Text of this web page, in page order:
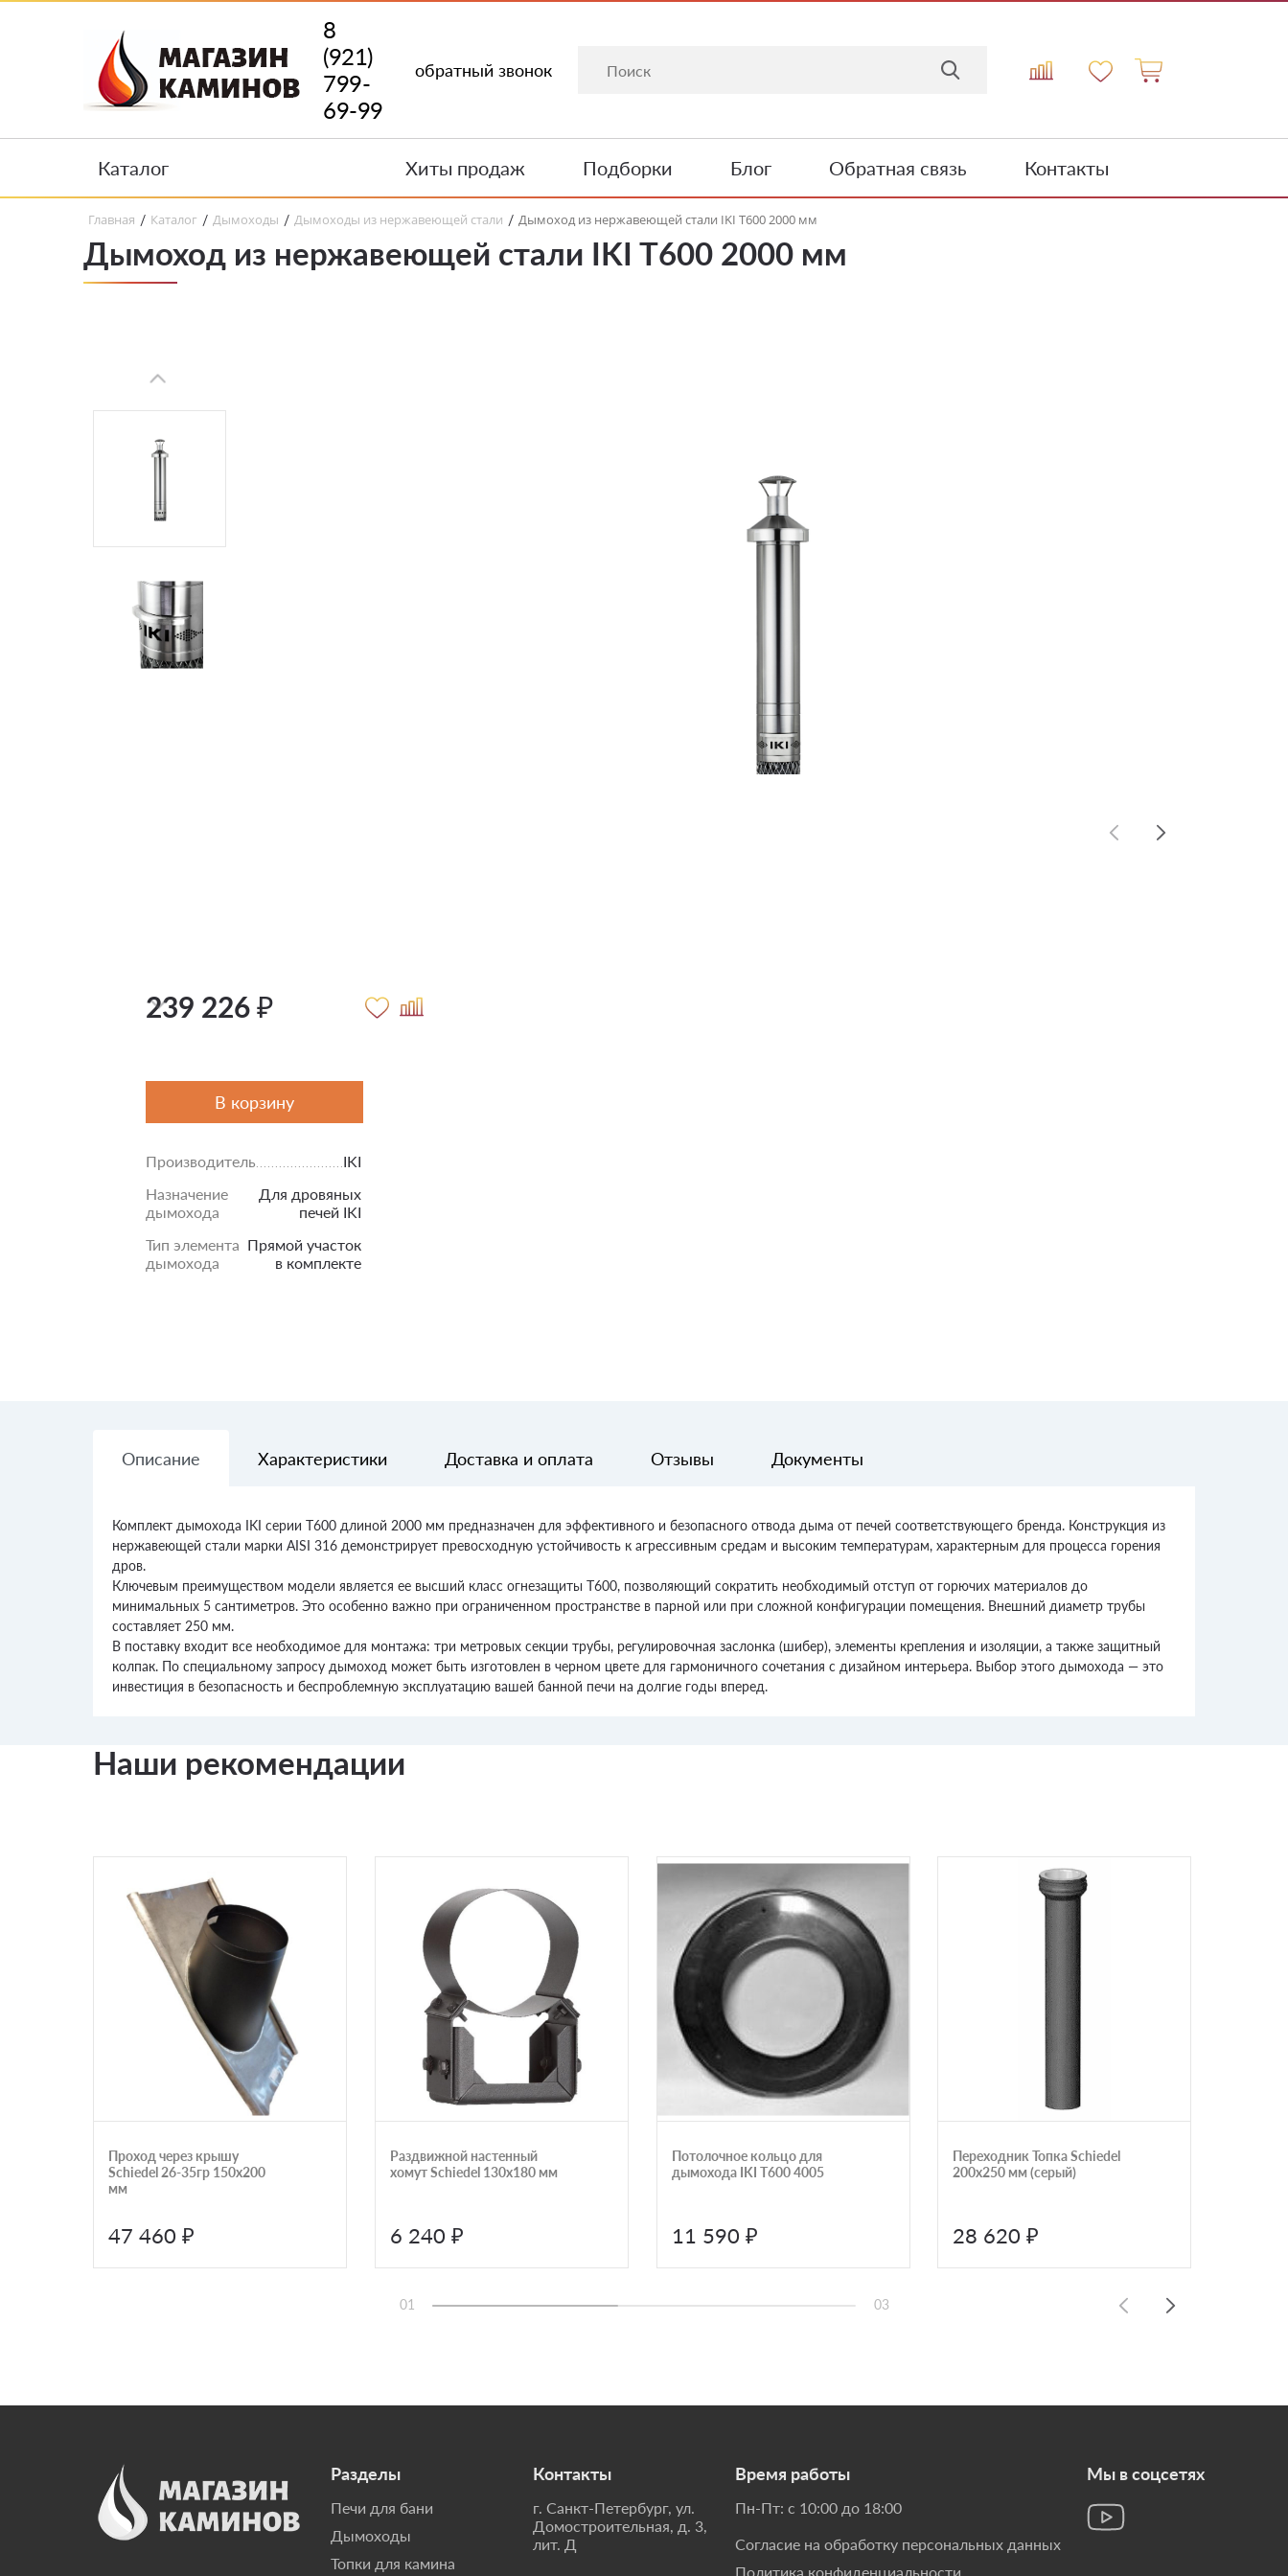
8
(921)
799-
69-99
обратный звонок
Каталог Хиты продаж Подборки Блог Обратная связь Контакты
Главная / Каталог / Дымоходы / Дымоходы из нержавеющей стали / Дымоход из нержавеющей стали IKI T600 2000 мм
Дымоход из нержавеющей стали IKI T600 2000 мм
239 226 ₽
В корзину
Производитель
IKI
Назначение
дымохода
Для дровяных
печей IKI
Тип элемента
дымохода
Прямой участок
в комплекте
Описание Характеристики Доставка и оплата Отзывы Документы
Комплект дымохода IKI серии T600 длиной 2000 мм предназначен для эффективного и безопасного отвода дыма от печей соответствующего бренда. Конструкция из
нержавеющей стали марки AISI 316 демонстрирует превосходную устойчивость к агрессивным средам и высоким температурам, характерным для процесса горения
дров.
Ключевым преимуществом модели является ее высший класс огнезащиты T600, позволяющий сократить необходимый отступ от горючих материалов до
минимальных 5 сантиметров. Это особенно важно при ограниченном пространстве в парной или при сложной конфигурации помещения. Внешний диаметр трубы
составляет 250 мм.
В поставку входит все необходимое для монтажа: три метровых секции трубы, регулировочная заслонка (шибер), элементы крепления и изоляции, а также защитный
колпак. По специальному запросу дымоход может быть изготовлен в черном цвете для гармоничного сочетания с дизайном интерьера. Выбор этого дымохода — это
инвестиция в безопасность и беспроблемную эксплуатацию вашей банной печи на долгие годы вперед.
Наши рекомендации
Проход через крышу
Schiedel 26-35гр 150х200
мм
47 460 ₽
Раздвижной настенный
хомут Schiedel 130х180 мм
6 240 ₽
Потолочное кольцо для
дымохода IKI T600 4005
11 590 ₽
Переходник Топка Schiedel
200х250 мм (серый)
28 620 ₽
01 03
Разделы
Печи для бани
Дымоходы
Топки для камина
Контакты
г. Санкт-Петербург, ул.
Домостроительная, д. 3,
лит. Д
Время работы
Пн-Пт: с 10:00 до 18:00
Согласие на обработку персональных данных
Политика конфиденциальности
Мы в соцсетях